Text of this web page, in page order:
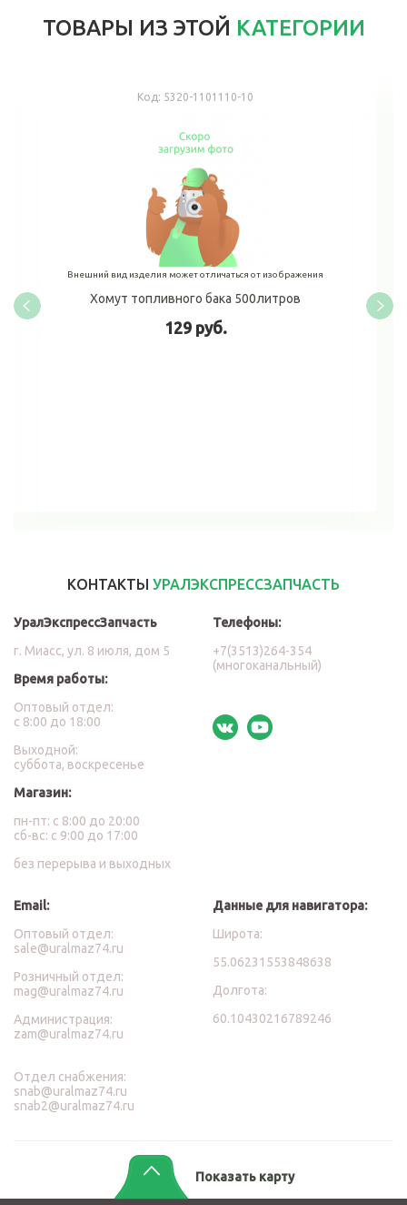
ТОВАРЫ ИЗ ЭТОЙ КАТЕГОРИИ
Код: 5320-1101110-10
Внешний вид изделия может отличаться от изображения
Хомут топливного бака 500литров
129 руб.
КОНТАКТЫ УРАЛЭКСПРЕССЗАПЧАСТЬ
УралЭкспрессЗапчасть
г. Миасс, ул. 8 июля, дом 5
Время работы:
Оптовый отдел:
с 8:00 до 18:00
Выходной:
суббота, воскресенье
Магазин:
пн-пт: с 8:00 до 20:00
сб-вс: с 9:00 до 17:00
без перерыва и выходных
Телефоны:
+7(3513)264-354
(многоканальный)
Email:
Оптовый отдел:
sale@uralmaz74.ru
Розничный отдел:
mag@uralmaz74.ru
Администрация:
zam@uralmaz74.ru
Отдел снабжения:
snab@uralmaz74.ru
snab2@uralmaz74.ru
Данные для навигатора:
Широта:
55.06231553848638
Долгота:
60.10430216789246
Показать карту